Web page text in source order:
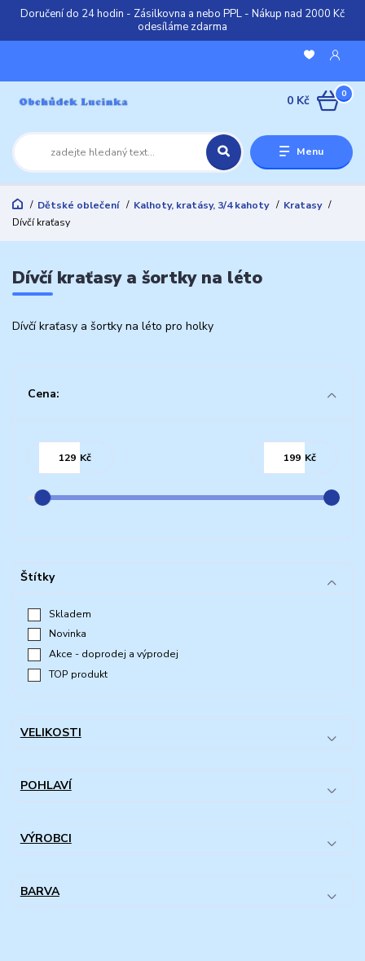
Doručení do 24 hodin - Zásilkovna a nebo PPL - Nákup nad 2000 Kč
odesíláme zdarma
Menu
0
0 Kč
Dětské oblečení Kalhoty, kratásy, 3/4 kahoty
Kratasy
Dívčí kraťasy
Dívčí kraťasy a šortky na léto
Dívčí kraťasy a šortky na léto pro holky
Cena:
Kč Kč
Štítky
Skladem
Novinka
Akce - doprodej a výprodej
TOP produkt
VELIKOSTI
POHLAVÍ
VÝROBCI
BARVA